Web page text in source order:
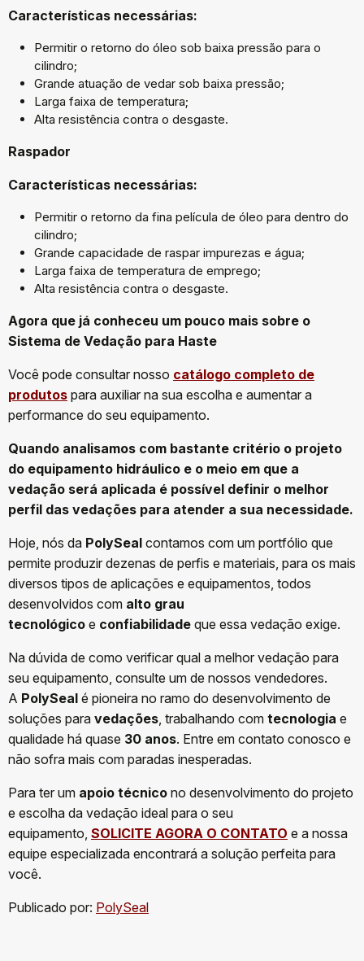
Características necessárias:
Permitir o retorno do óleo sob baixa pressão para o
cilindro;
Grande atuação de vedar sob baixa pressão;
Larga faixa de temperatura;
Alta resistência contra o desgaste.
Raspador
Características necessárias:
Permitir o retorno da fina película de óleo para dentro do
cilindro;
Grande capacidade de raspar impurezas e água;
Larga faixa de temperatura de emprego;
Alta resistência contra o desgaste.
Agora que já conheceu um pouco mais sobre o
Sistema de Vedação para Haste
Você pode consultar nosso catálogo completo de
produtos para auxiliar na sua escolha e aumentar a
performance do seu equipamento.
Quando analisamos com bastante critério o projeto
do equipamento hidráulico e o meio em que a
vedação será aplicada é possível definir o melhor
perfil das vedações para atender a sua necessidade.
Hoje, nós da PolySeal contamos com um portfólio que
permite produzir dezenas de perfis e materiais, para os mais
diversos tipos de aplicações e equipamentos, todos
desenvolvidos com alto grau
tecnológico e confiabilidade que essa vedação exige.
Na dúvida de como verificar qual a melhor vedação para
seu equipamento, consulte um de nossos vendedores.
A PolySeal é pioneira no ramo do desenvolvimento de
soluções para vedações , trabalhando com tecnologia e
qualidade há quase 30 anos. Entre em contato conosco e
não sofra mais com paradas inesperadas.
Para ter um apoio técnico no desenvolvimento do projeto
e escolha da vedação ideal para o seu
equipamento, SOLICITE AGORA O CONTATO e a nossa
equipe especializada encontrará a solução perfeita para
você.
Publicado por: PolySeal